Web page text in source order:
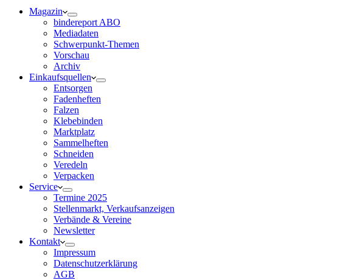
Magazin
bindereport ABO
Mediadaten
Schwerpunkt-Themen
Vorschau
Archiv
Einkaufsquellen
Entsorgen
Fadenheften
Falzen
Klebebinden
Marktplatz
Sammelheften
Schneiden
Veredeln
Verpacken
Service
Termine 2025
Stellenmarkt, Verkaufsanzeigen
Verbände & Vereine
Newsletter
Kontakt
Impressum
Datenschutzerklärung
AGB